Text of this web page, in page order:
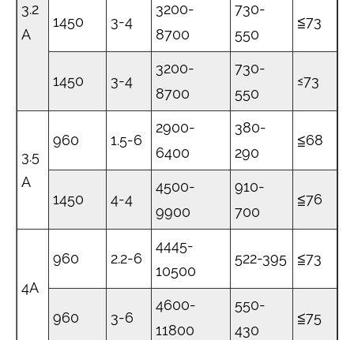
3.2
A
1450 3-4
3200-
8700
730-
550
≦73
1450 3-4
3200-
8700
730-
550
≤73
3.5
A
960 1.5-6
2900-
6400
380-
290
≦68
1450 4-4
4500-
9900
910-
700
≦76
4A
960 2.2-6
4445-
10500
522-395 ≦73
960 3-6
4600-
11800
550-
430
≦75